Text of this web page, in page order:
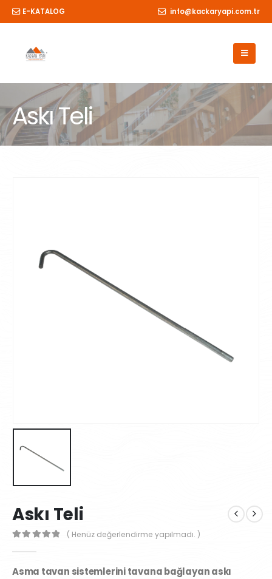
E-KATALOG info@kackaryapi.com.tr
Askı Teli
Askı Teli
( Henüz değerlendirme yapılmadı. )
Asma tavan sistemlerini tavana bağlayan askı